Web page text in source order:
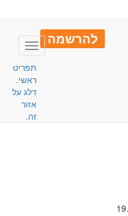
להרשמה
Toggle
תפריט
ראשי.
דלג על
אזור
זה.